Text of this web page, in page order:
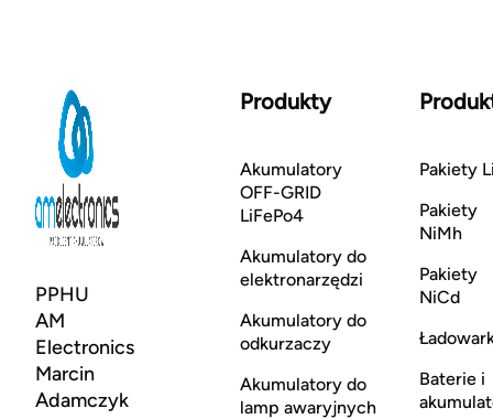
PPHU
AM
Electronics
Marcin
Adamczyk
Produkty
Akumulatory
OFF-GRID
LiFePo4
Akumulatory do
elektronarzędzi
Akumulatory do
odkurzaczy
Akumulatory do
lamp awaryjnych
Pakiety
Pakiety
NiMh
Pakiety
NiCd
Baterie i